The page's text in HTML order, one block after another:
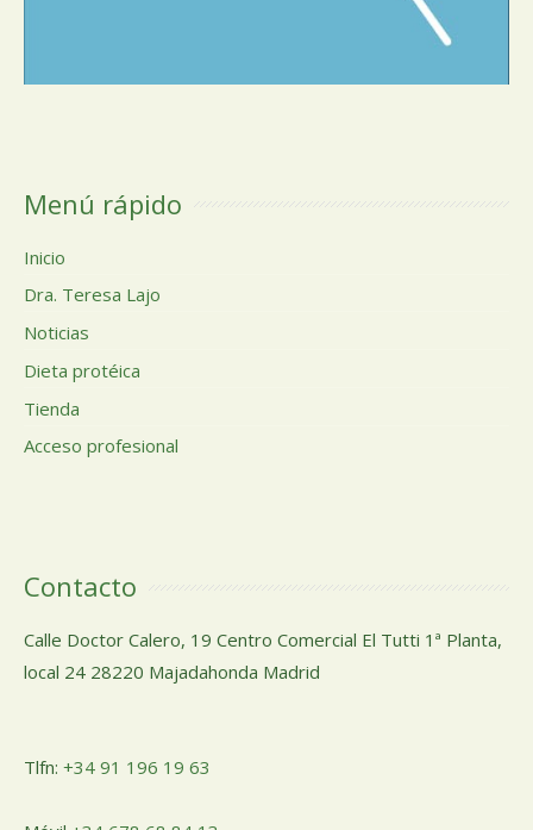
Menú rápido
Inicio
Dra. Teresa Lajo
Noticias
Dieta protéica
Tienda
Acceso profesional
Contacto
Calle Doctor Calero, 19 Centro Comercial El Tutti 1ª Planta,
local 24 28220 Majadahonda Madrid
Tlfn: +34 91 196 19 63